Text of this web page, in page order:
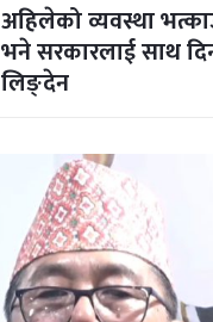
अहिलेको व्यवस्था
भने सरकारलाई साथ
लिङ्देन